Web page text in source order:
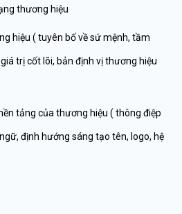
thương hiệu
hiệu ( tuyên bố về sứ mệnh, tầm
trị cốt lõi, bản định vị thương hiệu
tảng của thương hiệu ( thông điệp
định hướng sáng tạo tên, logo, hệ